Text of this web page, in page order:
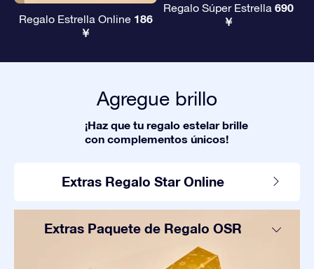
Regalo Estrella Online 186
￥
Regalo Súper Estrella 690
￥
Agregue brillo
¡Haz que tu regalo estelar brille
con complementos únicos!
Extras Regalo Star Online
Extras Paquete de Regalo OSR